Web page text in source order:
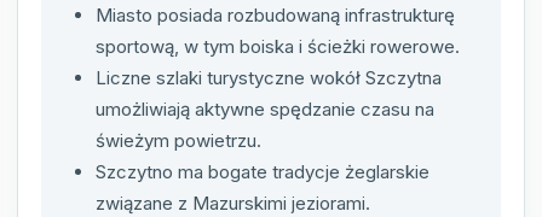
Miasto posiada rozbudowaną infrastrukturę
sportową, w tym boiska i ścieżki rowerowe.
Liczne szlaki turystyczne wokół Szczytna
umożliwiają aktywne spędzanie czasu na
świeżym powietrzu.
Szczytno ma bogate tradycje żeglarskie
związane z Mazurskimi jeziorami.